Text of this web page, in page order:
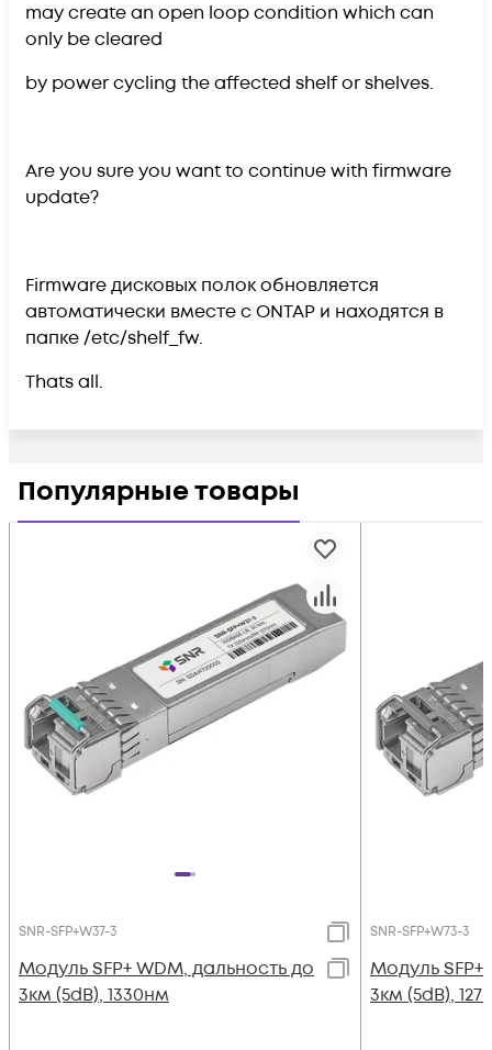
may create an open loop condition which can
only be cleared
by power cycling the affected shelf or shelves.
Are you sure you want to continue with firmware
update?
Firmware дисковых полок обновляется
автоматически вместе с ONTAP и находятся в
папке /etc/shelf_fw.
Thats all.
Популярные товары
SNR-SFP+W37-3
Модуль SFP+ WDM, дальность до
3км (5dB), 1330нм
SNR-SFP+W73-3
Модуль SFP+
3км (5dB),